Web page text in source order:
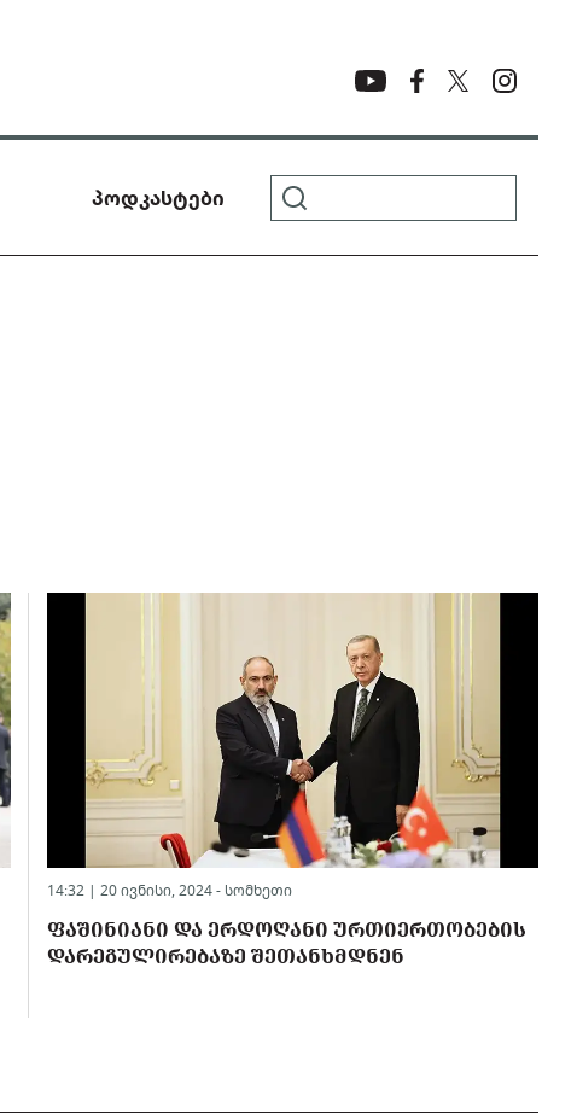
პოდკასტები
14:32 | 20 ივნისი, 2024 - სომხეთი
ᲤᲐᲨᲘᲜᲘᲐᲜᲘ ᲓᲐ ᲔᲠᲓᲝᲦᲐᲜᲘ ᲣᲠᲗᲘᲔᲠᲗᲝᲑᲔᲑᲘᲡ
ᲓᲐᲠᲔᲒᲣᲚᲘᲠᲔᲑᲐᲖᲔ ᲨᲔᲗᲐᲜᲮᲛᲓᲜᲔᲜ